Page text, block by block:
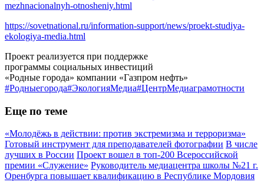
mezhnacionalnyh-otnosheniy.html
https://sovetnational.ru/information-support/news/proekt-studiya-
ekologiya-media.html
Проект реализуется при поддержке
программы социальных инвестиций
«Родные города» компании «Газпром нефть»
#Родныегорода#ЭкологияМедиа#ЦентрМедиаграмотности
Еще по теме
«Молодёжь в действии: против экстремизма и терроризма»
Готовый инструмент для преподавателей фотографии В числе
лучших в России Проект вошел в топ-200 Всероссийской
премии «Служение» Руководитель медиацентра школы №21 г.
Оренбурга повышает квалификацию в Республике Мордовия